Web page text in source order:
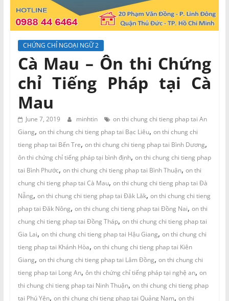
Tư
vấn
Miền
Nam
CHỨNG CHỈ NGOẠI NGỮ 2
Cà Mau – Ôn thi Chứng
chỉ Tiếng Pháp tại Cà
Mau
June 7, 2019 minhtin
on thi chung chi tieng phap tai An
Giang, on thi chung chi tieng phap tai Bạc Liêu, on thi chung chi
tieng phap tai Bến Tre, on thi chung chi tieng phap tai Bình Dương,
ôn thi chứng chỉ tiếng pháp tại bình định, on thi chung chi tieng phap
tai Bình Phước, on thi chung chi tieng phap tai Bình Thuận, on thi
chung chi tieng phap tai Cà Mau, on thi chung chi tieng phap tai Đà
Nẵng, on thi chung chi tieng phap tai Đăk Lăk, on thi chung chi tieng
phap tai Đăk Nông, on thi chung chi tieng phap tai Đồng Nai, on thi
chung chi tieng phap tai Đồng Tháp, on thi chung chi tieng phap tai
Gia Lai, on thi chung chi tieng phap tai Hậu Giang, on thi chung chi
tieng phap tai Khánh Hòa, on thi chung chi tieng phap tai Kiên
Giang, on thi chung chi tieng phap tai Lâm Đồng, on thi chung chi
tieng phap tai Long An, ôn thi chứng chỉ tiếng pháp tại nghệ an, on
thi chung chi tieng phap tai Ninh Thuận, on thi chung chi tieng phap
tai Phú Yên, on thi chung chi tieng phap tai Quảng Nam, on thi